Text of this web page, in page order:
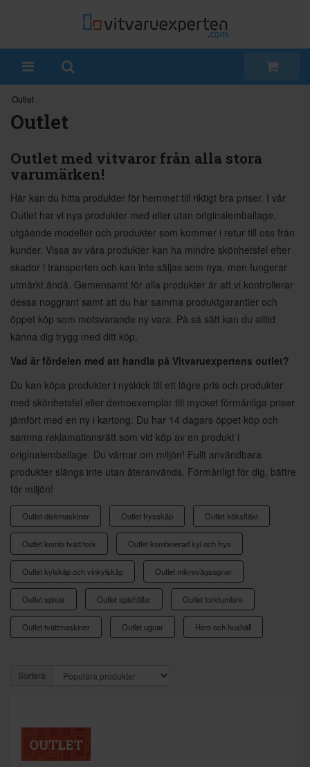
Outlet
Outlet
Outlet med vitvaror från alla stora
varumärken!
Här kan du hitta produkter för hemmet till riktigt bra priser. I vår
Outlet har vi nya produkter med eller utan originalemballage,
utgående modeller och produkter som kommer i retur till oss från
kunder. Vissa av våra produkter kan ha mindre skönhetsfel efter
skador i transporten och kan inte säljas som nya, men fungerar
utmärkt ändå. Gemensamt för alla produkter är att vi kontrollerar
dessa noggrant samt att du har samma produktgarantier och
öppet köp som motsvarande ny vara. På så sätt kan du alltid
känna dig trygg med ditt köp.
Vad är fördelen med att handla på Vitvaruexpertens outlet?
Du kan köpa produkter i nyskick till ett lägre pris och produkter
med skönhetsfel eller demoexemplar till mycket förmånliga priser
jämfört med en ny i kartong. Du har 14 dagars öppet köp och
samma reklamationsrätt som vid köp av en produkt i
originalemballage. Du värnar om miljön! Fullt användbara
produkter slängs inte utan återanvänds. Förmånligt för dig, bättre
för miljön!
Outlet diskmaskiner Outlet frysskåp Outlet köksfläkt
Outlet kombi tvätt/tork Outlet kombinerad kyl och frys
Outlet kylskåp och vinkylskåp Outlet mikrovågsugnar
Outlet spisar Outlet spishällar Outlet torktumlare
Outlet tvättmaskiner Outlet ugnar Hem och hushåll
Sortera